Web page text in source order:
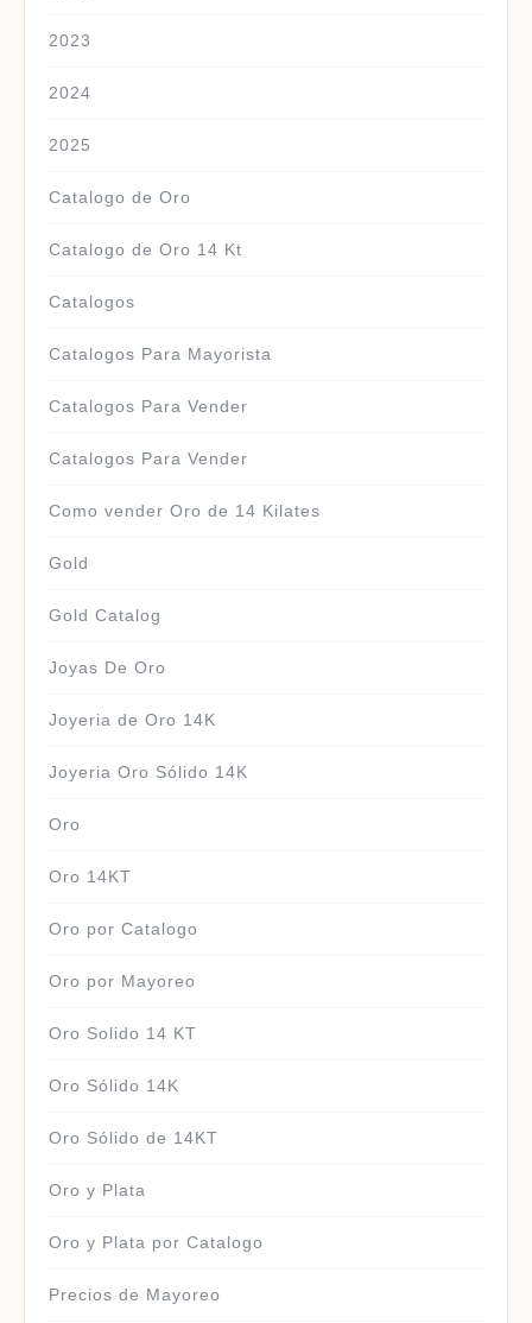
2023
2024
2025
Catalogo de Oro
Catalogo de Oro 14 Kt
Catalogos
Catalogos Para Mayorista
Catalogos Para Vender
Catalogos Para Vender
Como vender Oro de 14 Kilates
Gold
Gold Catalog
Joyas De Oro
Joyeria de Oro 14K
Joyeria Oro Sólido 14K
Oro
Oro 14KT
Oro por Catalogo
Oro por Mayoreo
Oro Solido 14 KT
Oro Sólido 14K
Oro Sólido de 14KT
Oro y Plata
Oro y Plata por Catalogo
Precios de Mayoreo